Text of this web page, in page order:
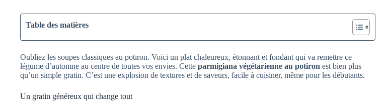
Table des matières
Oubliez les soupes classiques au potiron. Voici un plat chaleureux, étonnant et fondant qui va remettre ce
légume d’automne au centre de toutes vos envies. Cette parmigiana végétarienne au potiron est bien plus
qu’un simple gratin. C’est une explosion de textures et de saveurs, facile à cuisiner, même pour les débutants.
Un gratin généreux qui change tout